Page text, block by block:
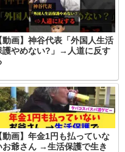
動画】神谷代表「外国人生活
護やめない?」→人道に反す
動画】年金1円も払っていな
お爺さん →生活保護で生き